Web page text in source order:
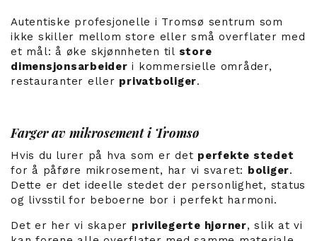
Autentiske profesjonelle i Tromsø sentrum som
ikke skiller mellom store eller små overflater med
et mål: å øke skjønnheten til store
dimensjonsarbeider i kommersielle områder,
restauranter eller privatboliger.
Farger av mikrosement i Tromsø
Hvis du lurer på hva som er det perfekte stedet
for å påføre mikrosement, har vi svaret: boliger.
Dette er det ideelle stedet der personlighet, status
og livsstil for beboerne bor i perfekt harmoni.
Det er her vi skaper privilegerte hjørner, slik at vi